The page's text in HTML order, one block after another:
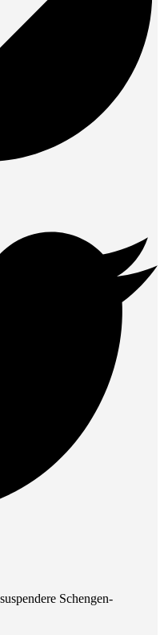
Schengen-